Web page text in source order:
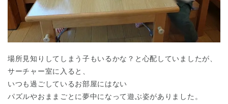
場所見知りしてしまう子もいるかな？と心配していましたが、
サーチャー室に入ると、
いつも過ごしているお部屋にはない
パズルやおままごとに夢中になって遊ぶ姿がありました。